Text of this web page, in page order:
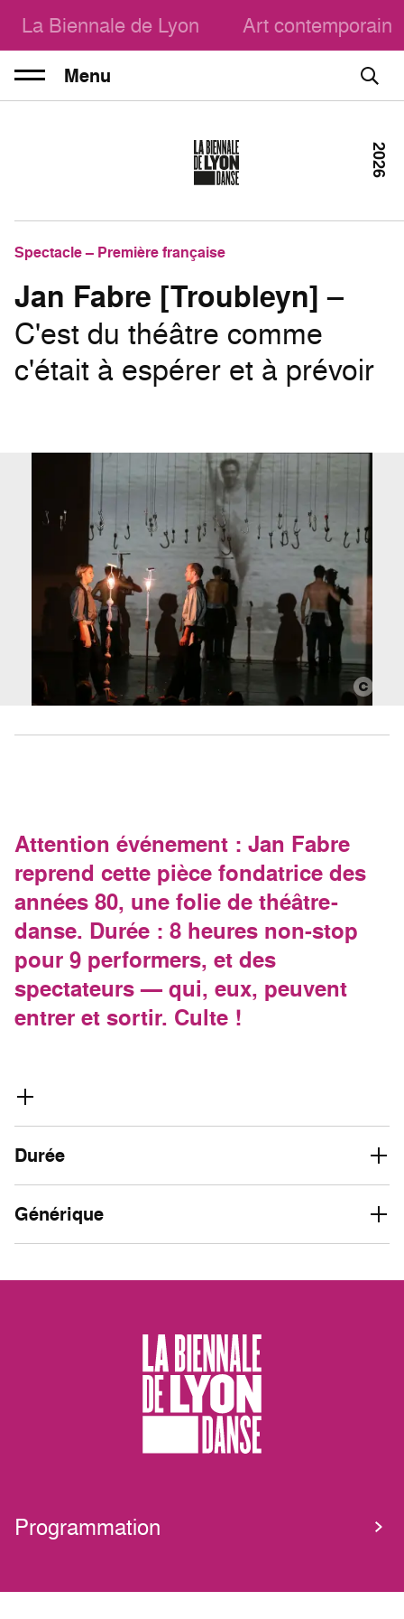
La Biennale de Lyon Art contemporain
Menu
Spectacle – Première française
Jan Fabre [Troubleyn] –
C'est du théâtre comme
c'était à espérer et à prévoir
2026
Attention événement : Jan Fabre
reprend cette pièce fondatrice des
années 80, une folie de théâtre-
danse. Durée : 8 heures non-stop
pour 9 performers, et des
spectateurs — qui, eux, peuvent
entrer et sortir. Culte !
Durée
Générique
Programmation